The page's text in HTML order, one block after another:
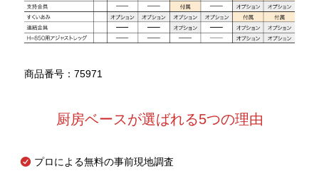
商品番号：75971
厨房ベースが選ばれる5つの理由
プロによる無料の事前現地調査